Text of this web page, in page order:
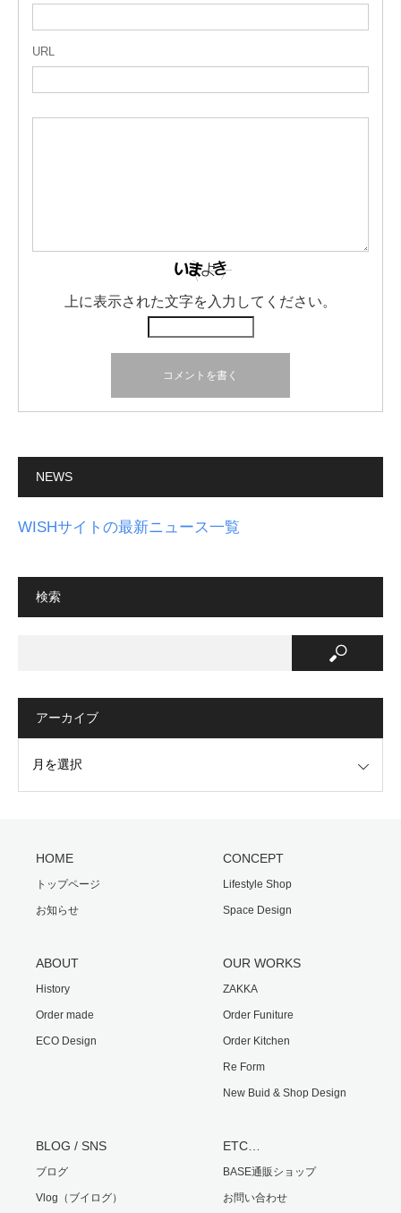
URL
上に表示された文字を入力してください。
NEWS
WISHサイトの最新ニュース一覧
検索
アーカイブ
HOME
トップページ
お知らせ
CONCEPT
Lifestyle Shop
Space Design
ABOUT
History
Order made
ECO Design
OUR WORKS
ZAKKA
Order Funiture
Order Kitchen
Re Form
New Buid & Shop Design
BLOG / SNS
ブログ
Vlog（ブイログ）
ETC…
BASE通販ショップ
お問い合わせ